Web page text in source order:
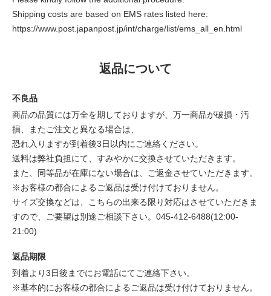
Shipping costs are based on EMS rates listed here:
https://www.post.japanpost.jp/int/charge/list/ems_all_en.html
返品について
不良品
商品の品質には万全を期しておりますが、万一商品が破損・汚
損、またご注文と異なる場合は、
恐れ入りますが到着後3日以内にご連絡ください。
送料は弊社負担にて、すみやかに交換させていただきます。
また、同等品が在庫にない場合は、ご返金させていただきます。
※お客様の都合によるご返品は受け付けておりません。
サイズ交換などは、こちらの出来る限り対応はさせていただきま
すので、ご要望は別途ご相談下さい。045-412-6488(12:00-
21:00)
返品期限
到着より3日後までにお電話にてご連絡下さい。
※基本的にお客様の都合によるご返品は受け付けておりません。